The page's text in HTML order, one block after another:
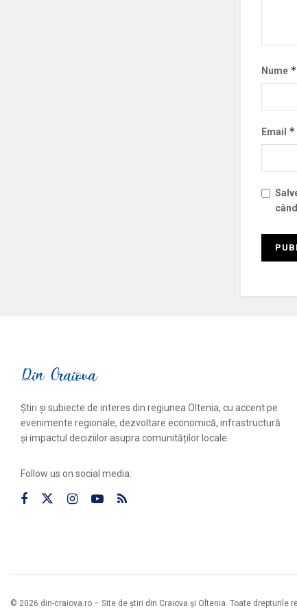
Nume *
Email *
Știri și subiecte de interes din regiunea Oltenia, cu accent pe
evenimente regionale, dezvoltare economică, infrastructură
și impactul deciziilor asupra comunităților locale.
Follow us on social media:
© 2026 din-craiova.ro – Site de știri din Craiova și Oltenia. Toate drepturile